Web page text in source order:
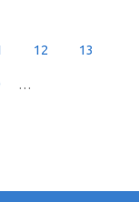
12 13
…